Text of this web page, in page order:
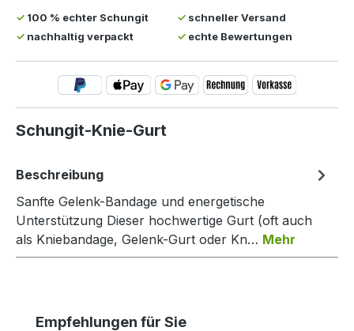
✓ 100 % echter Schungit ✓ schneller Versand
✓ nachhaltig verpackt ✓ echte Bewertungen
Schungit-Knie-Gurt
Beschreibung
Sanfte Gelenk-Bandage und energetische
Unterstützung Dieser hochwertige Gurt (oft auch
als Kniebandage, Gelenk-Gurt oder Kn… Mehr
Produktgalerie überspringen
Empfehlungen für Sie